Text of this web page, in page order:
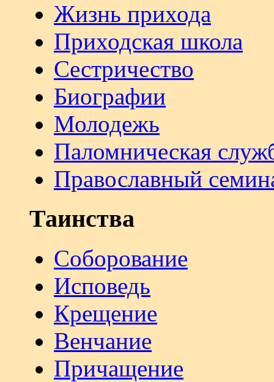
Жизнь прихода
Приходская школа
Сестричество
Биографии
Молодежь
Паломническая
Православный
Таинства
Соборование
Исповедь
Крещение
Венчание
Причащение